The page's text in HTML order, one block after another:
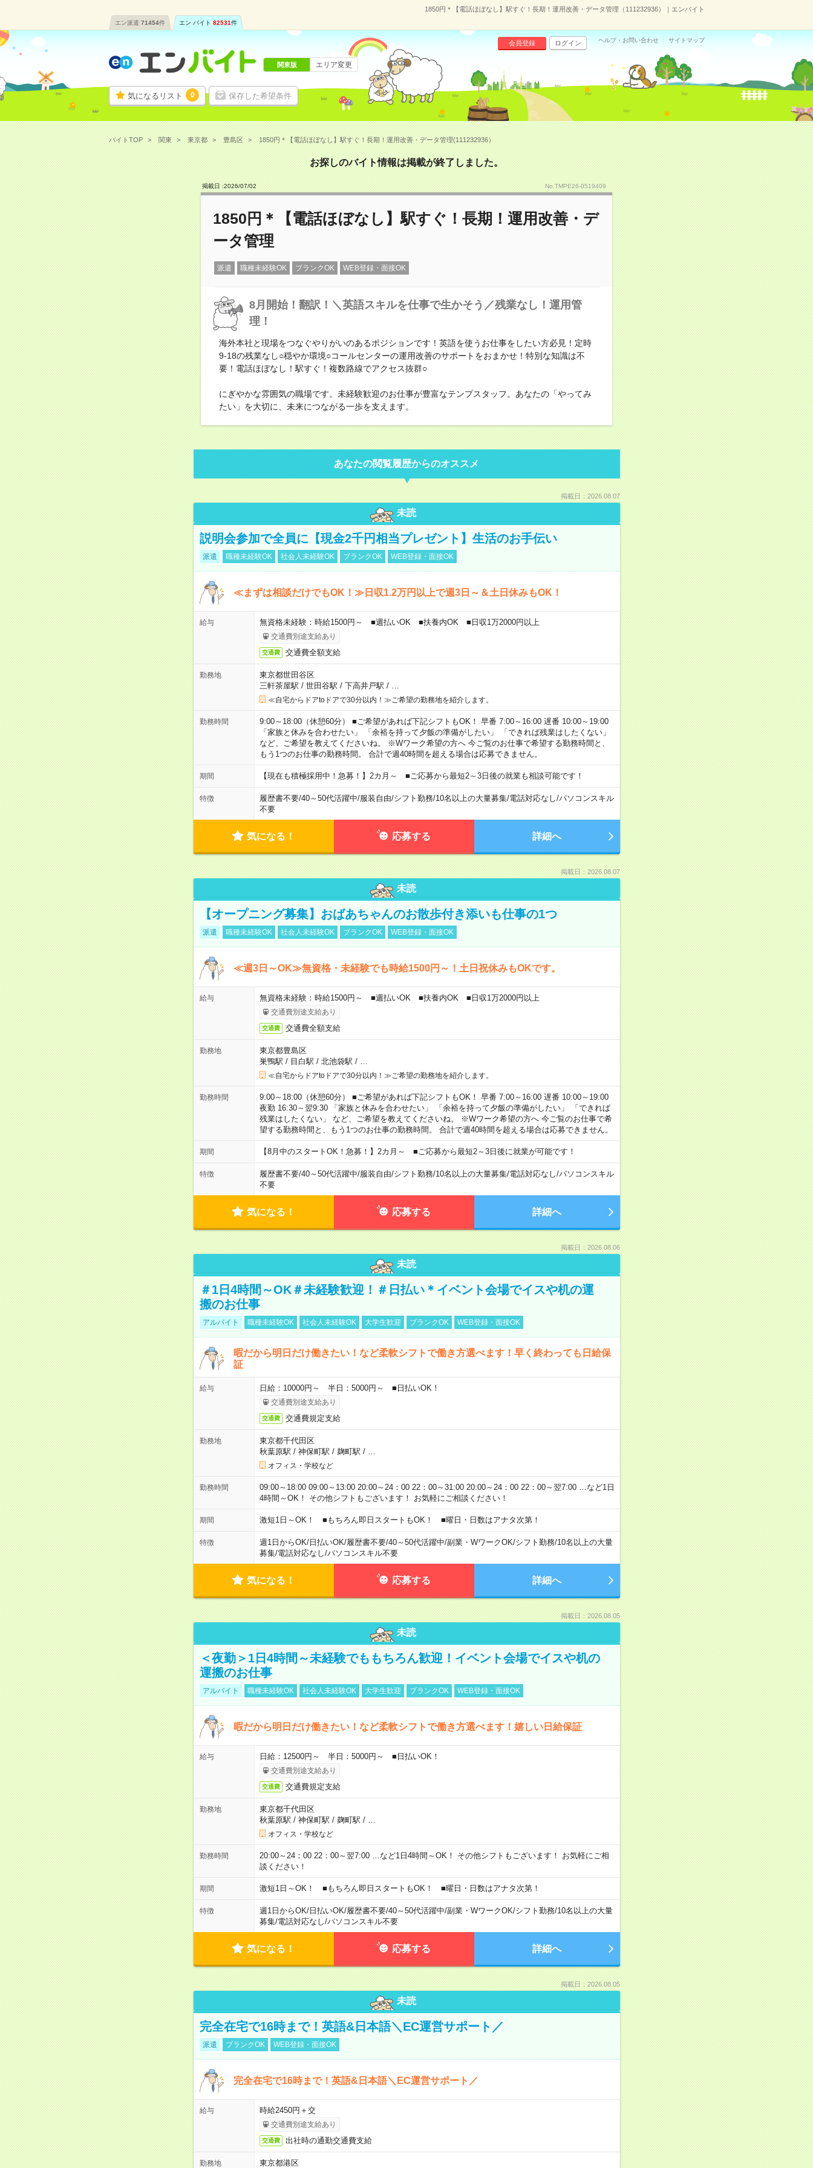
1850円＊【電話ほぼなし】駅すぐ！長期！運用改善・データ管理（111232936）｜エンバイト
エン派遣 71454件 エン バイト 82531件
気になるリスト 0 保存した希望条件
会員登録 ログイン ヘルプ・お問い合わせ サイトマップ
関東版 エリア変更
バイトTOP 関東 東京都 豊島区 1850円＊【電話ほぼなし】駅すぐ！長期！運用改善・データ管理(111232936）
お探しのバイト情報は掲載が終了しました。
掲載日 :2026/07/02 No.TMPE26-0519409
1850円＊【電話ほぼなし】駅すぐ！長期！運用改善・デ
ータ管理
派遣 職種未経験OK ブランクOK WEB登録・面接OK
8月開始！翻訳！＼英語スキルを仕事で生かそう／残業なし！運用管
理！
海外本社と現場をつなぐやりがいのあるポジションです！英語を使うお仕事をしたい方必見！定時
9-18の残業なし○穏やか環境○コールセンターの運用改善のサポートをおまかせ！特別な知識は不
要！電話ほぼなし！駅すぐ！複数路線でアクセス抜群○
にぎやかな雰囲気の職場です。未経験歓迎のお仕事が豊富なテンプスタッフ。あなたの「やってみ
たい」を大切に、未来につながる一歩を支えます。
あなたの閲覧履歴からのオススメ
掲載日：2026.08.07
未読
説明会参加で全員に【現金2千円相当プレゼント】生活のお手伝い
派遣 職種未経験OK 社会人未経験OK ブランクOK WEB登録・面接OK
≪まずは相談だけでもOK！≫日収1.2万円以上で週3日～＆土日休みもOK！
給与 無資格未経験：時給1500円～ ■週払いOK ■扶養内OK ■日収1万2000円以上
交通費別途支給あり
交通費 交通費全額支給
勤務地
東京都世田谷区
三軒茶屋駅 / 世田谷駅 / 下高井戸駅 /
≪自宅からドアtoドアで30分以内！≫ご希望の勤務地を紹介します。
勤務時間
9:00～18:00（休憩60分） ■ご希望があれば下記シフトもOK！ 早番 7:00～16:00 遅番 10:00～19:00
「家族と休みを合わせたい」 「余裕を持って夕飯の準備がしたい」 「できれば残業はしたくない」
など、ご希望を教えてくださいね。 ※Wワーク希望の方へ 今ご覧のお仕事で希望する勤務時間と、
もう1つのお仕事の勤務時間。 合計で週40時間を超える場合は応募できません。
期間 【現在も積極採用中！急募！】2カ月～ ■ご応募から最短2～3日後の就業も相談可能です！
特徴 履歴書不要/40～50代活躍中/服装自由/シフト勤務/10名以上の大量募集/電話対応なし/パソコンスキル
不要
気になる！ 応募する 詳細へ
掲載日：2026.08.07
未読
【オープニング募集】おばあちゃんのお散歩付き添いも仕事の1つ
派遣 職種未経験OK 社会人未経験OK ブランクOK WEB登録・面接OK
≪週3日～OK≫無資格・未経験でも時給1500円～！土日祝休みもOKです。
給与 無資格未経験：時給1500円～ ■週払いOK ■扶養内OK ■日収1万2000円以上
交通費別途支給あり
交通費 交通費全額支給
勤務地
東京都豊島区
巣鴨駅 / 目白駅 / 北池袋駅 /
≪自宅からドアtoドアで30分以内！≫ご希望の勤務地を紹介します。
勤務時間
9:00～18:00（休憩60分） ■ご希望があれば下記シフトもOK！ 早番 7:00～16:00 遅番 10:00～19:00
夜勤 16:30～翌9:30 「家族と休みを合わせたい」 「余裕を持って夕飯の準備がしたい」 「できれば
残業はしたくない」 など、ご希望を教えてくださいね。 ※Wワーク希望の方へ 今ご覧のお仕事で希
望する勤務時間と、もう1つのお仕事の勤務時間。 合計で週40時間を超える場合は応募できません。
期間 【8月中のスタートOK！急募！】2カ月～ ■ご応募から最短2～3日後に就業が可能です！
特徴 履歴書不要/40～50代活躍中/服装自由/シフト勤務/10名以上の大量募集/電話対応なし/パソコンスキル
不要
気になる！ 応募する 詳細へ
掲載日：2026.08.06
未読
＃1日4時間～OK＃未経験歓迎！＃日払い＊イベント会場でイスや机の運
搬のお仕事
アルバイト 職種未経験OK 社会人未経験OK 大学生歓迎 ブランクOK WEB登録・面接OK
暇だから明日だけ働きたい！など柔軟シフトで働き方選べます！早く終わっても日給保
証
給与 日給：10000円～ 半日：5000円～ ■日払いOK！
交通費別途支給あり
交通費 交通費規定支給
勤務地
東京都千代田区
秋葉原駅 / 神保町駅 / 麹町駅 /
オフィス・学校など
勤務時間
09:00～18:00 09:00～13:00 20:00～24：00 22：00～31:00 20:00～24：00 22：00～翌7:00 …など1日
4時間～OK！ その他シフトもございます！ お気軽にご相談ください！
期間 激短1日～OK！ ■もちろん即日スタートもOK！ ■曜日・日数はアナタ次第！
特徴 週1日からOK/日払いOK/履歴書不要/40～50代活躍中/副業・WワークOK/シフト勤務/10名以上の大量
募集/電話対応なし/パソコンスキル不要
気になる！ 応募する 詳細へ
掲載日：2026.08.05
未読
＜夜勤＞1日4時間～未経験でももちろん歓迎！イベント会場でイスや机の
運搬のお仕事
アルバイト 職種未経験OK 社会人未経験OK 大学生歓迎 ブランクOK WEB登録・面接OK
暇だから明日だけ働きたい！など柔軟シフトで働き方選べます！嬉しい日給保証
給与 日給：12500円～ 半日：5000円～ ■日払いOK！
交通費別途支給あり
交通費 交通費規定支給
勤務地
東京都千代田区
秋葉原駅 / 神保町駅 / 麹町駅 /
オフィス・学校など
勤務時間
20:00～24：00 22：00～翌7:00 …など1日4時間～OK！ その他シフトもございます！ お気軽にご相
談ください！
期間 激短1日～OK！ ■もちろん即日スタートもOK！ ■曜日・日数はアナタ次第！
特徴 週1日からOK/日払いOK/履歴書不要/40～50代活躍中/副業・WワークOK/シフト勤務/10名以上の大量
募集/電話対応なし/パソコンスキル不要
気になる！ 応募する 詳細へ
掲載日：2026.08.05
未読
完全在宅で16時まで！英語&日本語＼EC運営サポート／
派遣 ブランクOK WEB登録・面接OK
完全在宅で16時まで！英語&日本語＼EC運営サポート／
給与 時給2450円＋交
交通費別途支給あり
交通費 出社時の通勤交通費支給
勤務地 東京都港区